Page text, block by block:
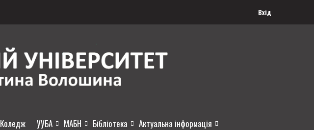
Вхід
Коледж УУБА МАБН Бібліотека Актуальна інформація